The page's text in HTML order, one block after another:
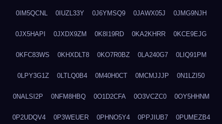
0IM5QCNL 0IUZL33Y 0J6YMSQ9 0JAWX05J 0JMG9NJH
0JX5HAPI 0JXDX9ZM 0K8I19RD 0KA2KHRR 0KCE9EJG
0KFC83WS 0KHXDLT8 0KO7R0BZ 0LA240G7 0LIQ91PM
0LPY3G1Z 0LTLQ0B4 0M40H0CT 0MCMJJJP 0N1LZI50
0NALSI2P 0NFM8HBQ 0O1D2CFA 0O3VCZC0 0OY5HHNM
0P2UDQV4 0P3WEUER 0PHNO5Y4 0PPJIUB7 0PUMEZB4